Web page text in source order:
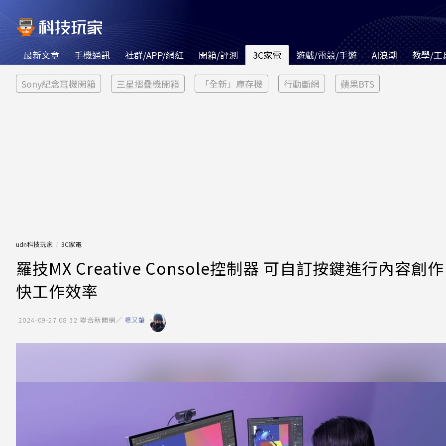
最新文章 手機通訊 社群/APP/網紅 開箱/評測 3C家電 遊戲/電競/手遊 AI浪潮 教學/工
Sony紀念耳機開箱 三星摺疊機開箱 「全新」庫存機 行動斷網 蘋果BTS
udn科技玩家 3C家電
羅技MX Creative Console控制器 可自訂按鍵進行內容創
快工作效率
2024-09-27 08:32 聯合新聞網／ 楊又肇